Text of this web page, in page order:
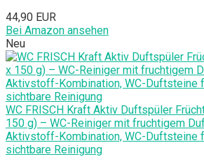
44,90 EUR
Bei Amazon ansehen
Neu
WC FRISCH Kraft Aktiv Duftspüler
150 g) – WC-Reiniger mit fruchtigem
Aktivstoff-Kombination, WC-Duftsteine
sichtbare Reinigung